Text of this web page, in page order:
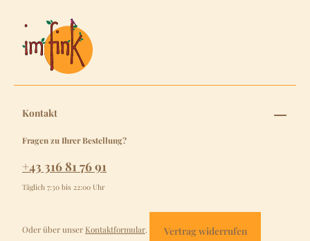
Kontakt
Fragen zu Ihrer Bestellung?
+43 316 81 76 91
Täglich 7:30 bis 22:00 Uhr
Oder über unser Kontaktformular. Vertrag widerrufen